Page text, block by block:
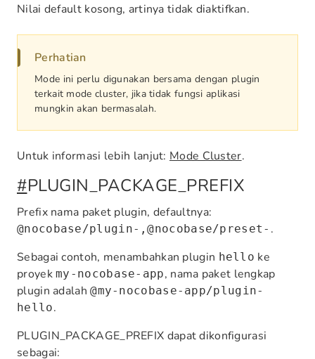
Nilai default kosong, artinya tidak diaktifkan.
Perhatian
Mode ini perlu digunakan bersama dengan plugin
terkait mode cluster, jika tidak fungsi aplikasi
mungkin akan bermasalah.
Untuk informasi lebih lanjut: Mode Cluster.
#PLUGIN_PACKAGE_PREFIX
Prefix nama paket plugin, defaultnya:
@nocobase/plugin-,@nocobase/preset- .
Sebagai contoh, menambahkan plugin hello ke
proyekmy-nocobase-app, nama paket lengkap
plugin adalah@my-nocobase-app/plugin-
hello.
PLUGIN_PACKAGE_PREFIX dapat dikonfigurasi
sebagai: